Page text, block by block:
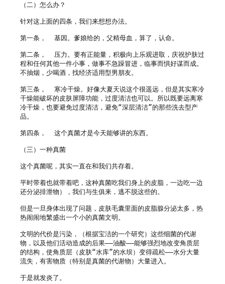
（二）怎么办？
针对这上面的四条，我们来想想办法。
第一条，  基因。爹娘给的，父精母血，算了，认命。
第二条，  压力。要有正能量，积极向上乐观进取，庆祝护肤过
程和任何其他一件小事，做事不急躁冒进，临事而惧好谋而成。
不抽烟，少喝酒，找经济适用型男朋友。
第三条，  寒冷干燥。好像大夏天说这个很遥远，但是其实寒冷
干燥能破坏的皮肤屏障功能，过度清洁也可以。所以既要远离寒
冷干燥，也要避免过度清洁，避免“深层清洁”的那些洗去型产
品。
第四条，  这个真菌才是今天能够讲的东西。
（三）一种真菌
这个真菌呢，其实一直在和我们共存着。
平时带着也就带着吧，这种真菌吃我们身上的皮脂，一边吃一边
还分泌排泄物），我们与生俱来，逃不脱这些的。
但是一旦身体出现了问题，皮肤毛囊里面的皮脂腺分泌太多，热
热闹闹地繁盛出一个小的真菌文明。
文明的代价是污染，（根据宝洁的一个研究）这些细菌的代谢
物，以及他们活动造成的后果——油酸——能够强烈地改变角质层
的结构，使角质层（皮肤“水库”的水坝）变得疏松——水分大量
流失，有害物质（特别是真菌的代谢物）大量进入。
于是就发炎了。